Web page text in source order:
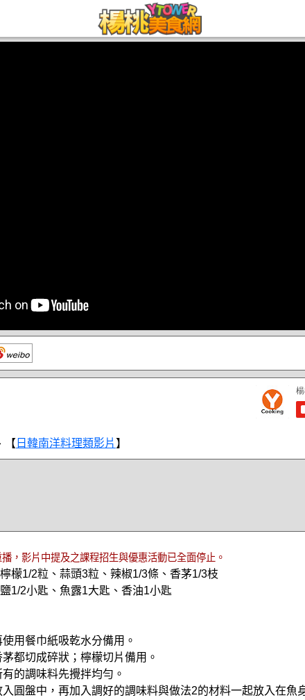
【 日韓南洋料理類影片 】
，影片中提及之課程招生與優惠活動已全面停止。
檬1/2粒、蒜頭3粒、辣椒1/3條、香茅1/3枝
1/2小匙、魚露1大匙、香油1小匙
用餐巾紙吸乾水分備用。
都切成碎狀；檸檬切片備用。
的調味料先攪拌均勻。
圓盤中，再加入調好的調味料與做法2的材料一起放入在魚